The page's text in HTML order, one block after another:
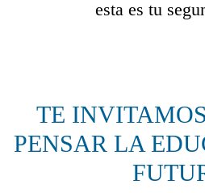
esta es tu
TE
PENSAR LA